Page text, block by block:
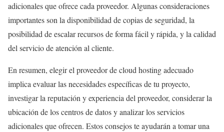
adicionales que ofrece cada proveedor. Algunas consideraciones
importantes son la disponibilidad de copias de seguridad, la
posibilidad de escalar recursos de forma fácil y rápida, y la calidad
del servicio de atención al cliente.
En resumen, elegir el proveedor de cloud hosting adecuado
implica evaluar las necesidades específicas de tu proyecto,
investigar la reputación y experiencia del proveedor, considerar la
ubicación de los centros de datos y analizar los servicios
adicionales que ofrecen. Estos consejos te ayudarán a tomar una